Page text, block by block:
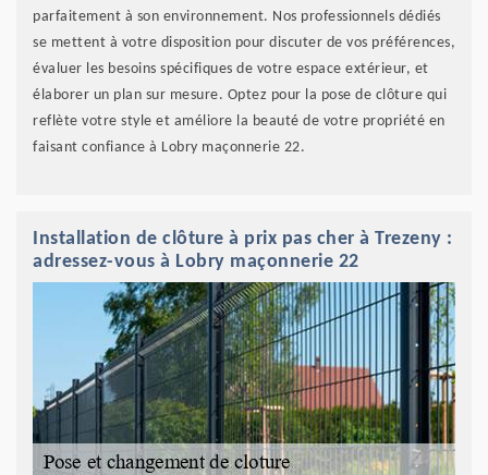
parfaitement à son environnement. Nos professionnels dédiés
se mettent à votre disposition pour discuter de vos préférences,
évaluer les besoins spécifiques de votre espace extérieur, et
élaborer un plan sur mesure. Optez pour la pose de clôture qui
reflète votre style et améliore la beauté de votre propriété en
faisant confiance à Lobry maçonnerie 22.
Installation de clôture à prix pas cher à Trezeny :
adressez-vous à Lobry maçonnerie 22